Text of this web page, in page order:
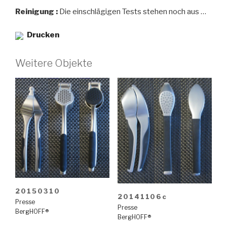
Reinigung : Die einschlägigen Tests stehen noch aus …
Drucken
Weitere Objekte
20150310
Presse
BergHOFF®
20141106c
Presse
BergHOFF®